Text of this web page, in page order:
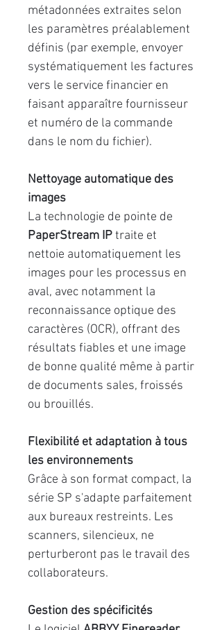
métadonnées extraites selon
les paramètres préalablement
définis (par exemple, envoyer
systématiquement les factures
vers le service financier en
faisant apparaître fournisseur
et numéro de la commande
dans le nom du fichier).
Nettoyage automatique des
images
La technologie de pointe de
PaperStream IPtraite et
nettoie automatiquement les
images pour les processus en
aval, avec notamment la
reconnaissance optique des
caractères (OCR), offrant des
résultats fiables et une image
de bonne qualité même à partir
de documents sales, froissés
ou brouillés.
Flexibilité et adaptation à tous
les environnements
Grâce à son format compact, la
série SP s'adapte parfaitement
aux bureaux restreints. Les
scanners, silencieux, ne
perturberont pas le travail des
collaborateurs.
Gestion des spécificités